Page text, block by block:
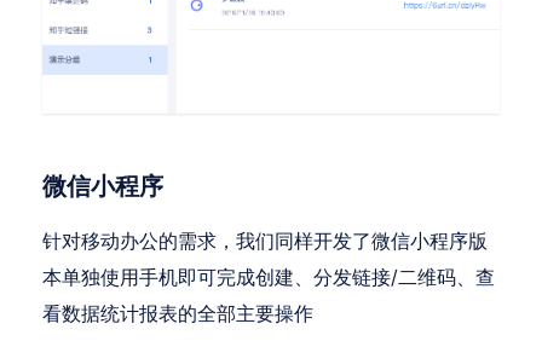
微信小程序
针对移动办公的需求，我们同样开发了微信小程序版
本单独使用手机即可完成创建、分发链接/二维码、查
看数据统计报表的全部主要操作